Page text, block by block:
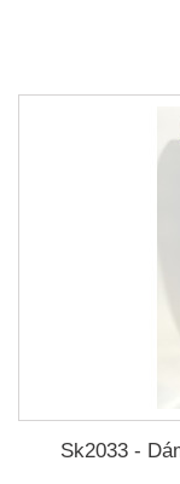
Sk2033 -